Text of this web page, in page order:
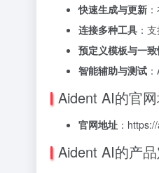
快速生成与更新
连接多种工具 ：
预定义模板与一
智能辅助与测试
Aident AI的官
官网地址 ：
Aident AI的产